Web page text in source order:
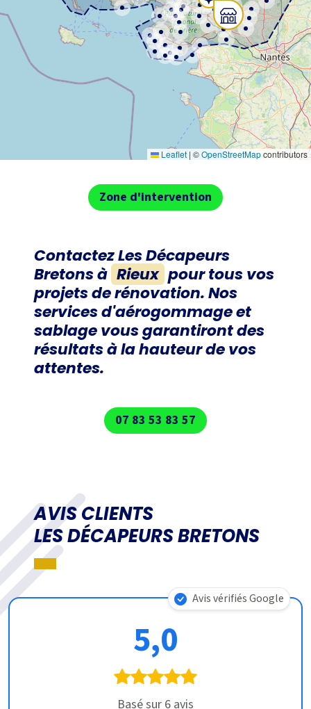
Leaflet | ©OpenStreetMapcontributors
Zone d'intervention
ContactezLes Décapeurs
Bretonsà Rieux pour tous vos
projets de rénovation. Nos
services d'aérogommage et
sablage vous garantiront des
résultats à la hauteur de vos
attentes.
07 83 53 83 57
AVIS CLIENTS
LES DÉCAPEURS BRETONS
Avis vérifiés Google
5,0
Basé sur 6 avis